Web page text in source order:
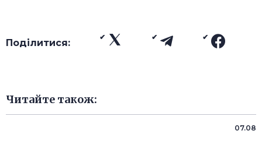
Поділитися:
Читайте також:
07.08